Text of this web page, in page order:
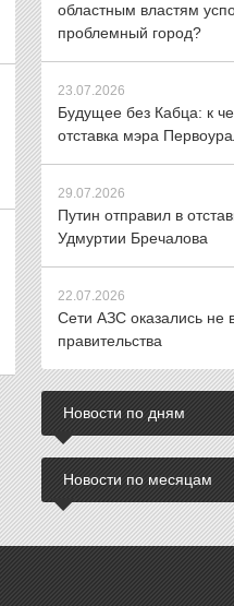
областным властям
проблемный город?
23.07.2026
Будущее без Кабца: к
отставка мэра
29.07.2026
Путин отправил в
Удмуртии Бречалова
22.07.2026
Сети АЗС оказались не
правительства
Новости по дням
Новости по месяцам